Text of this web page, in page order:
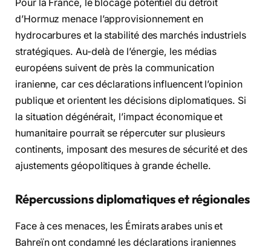
Pour la France, le blocage potentiel du détroit
d’Hormuz menace l’approvisionnement en
hydrocarbures et la stabilité des marchés industriels
stratégiques. Au-delà de l’énergie, les médias
européens suivent de près la communication
iranienne, car ces déclarations influencent l’opinion
publique et orientent les décisions diplomatiques. Si
la situation dégénérait, l’impact économique et
humanitaire pourrait se répercuter sur plusieurs
continents, imposant des mesures de sécurité et des
ajustements géopolitiques à grande échelle.
Répercussions diplomatiques et régionales
Face à ces menaces, les Émirats arabes unis et
Bahreïn ont condamné les déclarations iraniennes